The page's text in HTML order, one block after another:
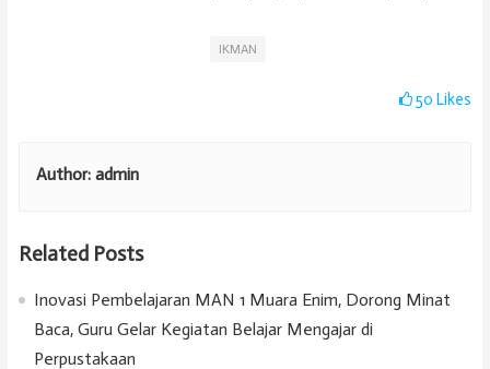
IKMAN
50Likes
Author: admin
Related Posts
Inovasi Pembelajaran MAN 1 Muara Enim, Dorong Minat
Baca, Guru Gelar Kegiatan Belajar Mengajar di
Perpustakaan